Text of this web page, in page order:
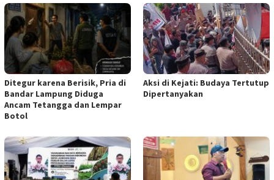
Ditegur karena Berisik, Pria di
Bandar Lampung Diduga
Ancam Tetangga dan Lempar
Botol
Aksi di Kejati: Budaya Tertutup
Dipertanyakan